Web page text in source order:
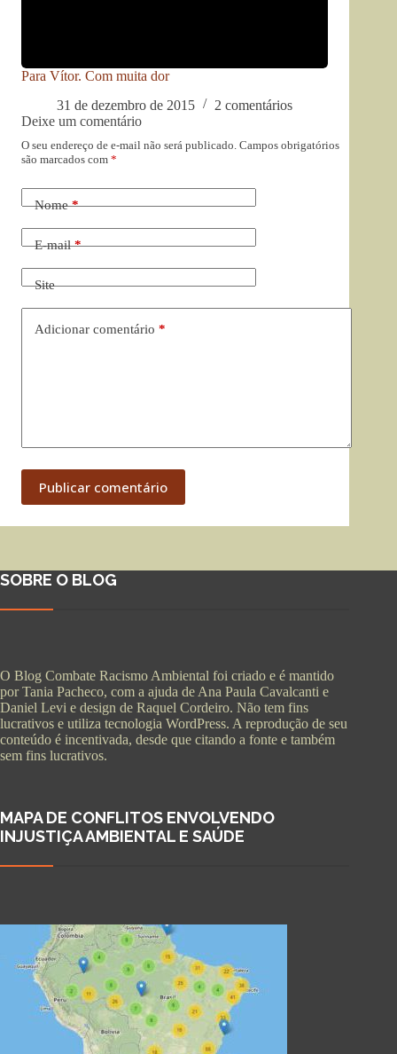
Para Vítor. Com muita dor
31 de dezembro de 2015
2 comentários
Deixe um comentário
O seu endereço de e-mail não será publicado. Campos obrigatórios
são marcados com *
Nome*
E-mail*
Site
Adicionar comentário *
Publicar comentário
SOBRE O BLOG
O Blog Combate Racismo Ambiental foi criado e é mantido
por Tania Pacheco, com a ajuda de Ana Paula Cavalcanti e
Daniel Levi e design de Raquel Cordeiro. Não tem fins
lucrativos e utiliza tecnologia WordPress. A reprodução de seu
conteúdo é incentivada, desde que citando a fonte e também
sem fins lucrativos.
MAPA DE CONFLITOS ENVOLVENDO
INJUSTIÇA AMBIENTAL E SAÚDE